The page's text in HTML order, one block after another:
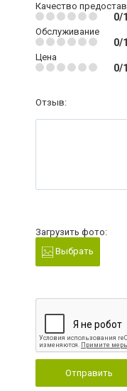
Качество
0/
Обслуживание
0/
Цена
0/
Отзыв:
Загрузить фото:
Выбрать
Отправить